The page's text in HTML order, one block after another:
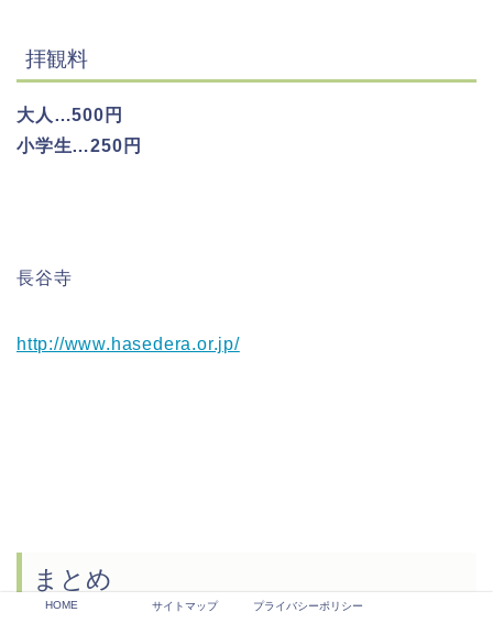
拝観料
大人…500円
小学生…250円
長谷寺
http://www.hasedera.or.jp/
まとめ
HOME サイトマップ プライバシーポリシー